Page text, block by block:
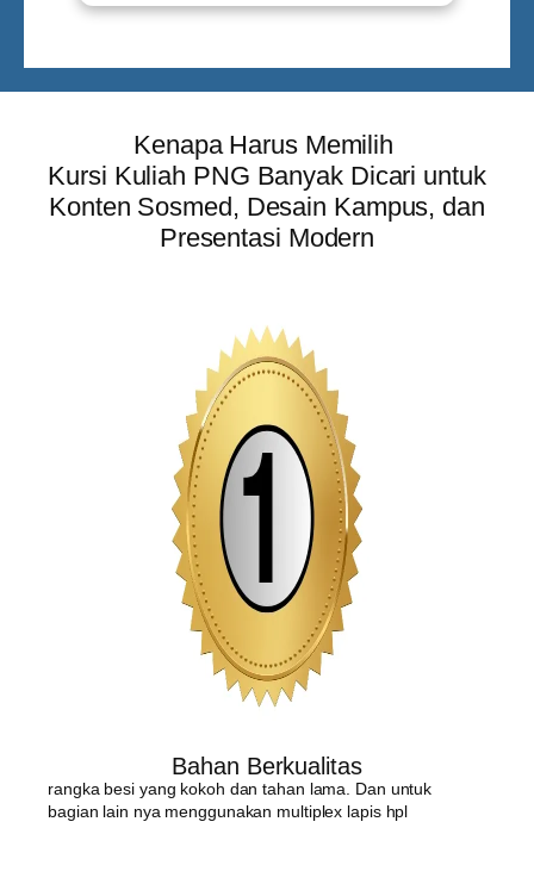
Kenapa Harus Memilih
Kursi Kuliah PNG Banyak Dicari untuk
Konten Sosmed, Desain Kampus, dan
Presentasi Modern
Bahan Berkualitas
rangka besi yang kokoh dan tahan lama. Dan untuk
bagian lain nya menggunakan multiplex lapis hpl